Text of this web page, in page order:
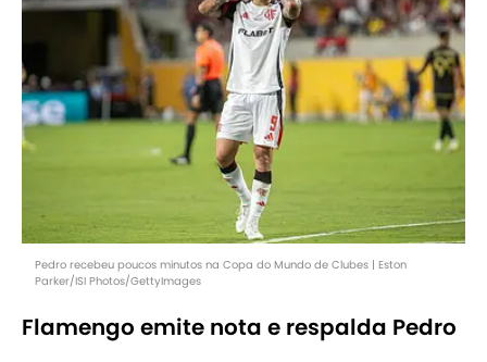
Pedro recebeu poucos minutos na Copa do Mundo de Clubes | Eston
Parker/ISI Photos/GettyImages
Flamengo emite nota e respalda Pedro